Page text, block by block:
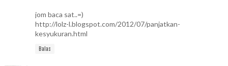
jom baca sat..=)
http://lolz-l.blogspot.com/2012/07/panjatkan-
kesyukuran.html
Balas